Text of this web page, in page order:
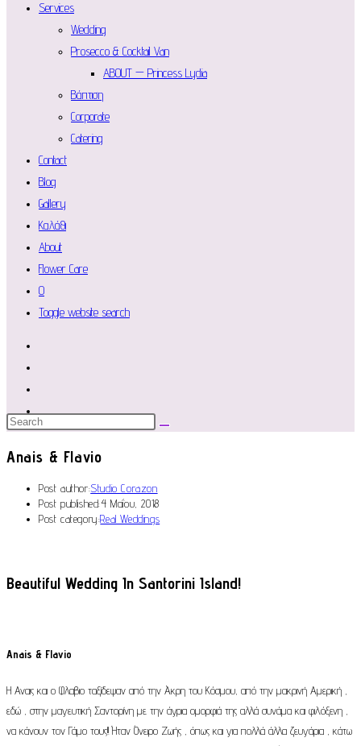
Services
Wedding
Prosecco & Cocktail Van
ABOUT — Princess Lydia
Βάπτιση
Corporate
Catering
Contact
Blog
Gallery
Καλάθι
About
Flower Care
0
Toggle website search
Anais & Flavio
Post author:Studio Corazon
Post published:4 Μαΐου, 2018
Post category:Real Weddings
Beautiful Wedding In Santorini Island!
Anais & Flavio
Η Αναις και ο Φλαβιο ταξίδεψαν από την Άκρη του Κόσμου, από την μακρινή Αμερική ,
εδώ , στην μαγευτική Σαντορίνη με την άγρια ομορφιά της αλλά συνάμα και φιλόξενη ,
να κάνουν τον Γάμο τους!! Ήταν Όνειρο Ζωής , όπως και για πολλά άλλα ζευγάρια , κάτω